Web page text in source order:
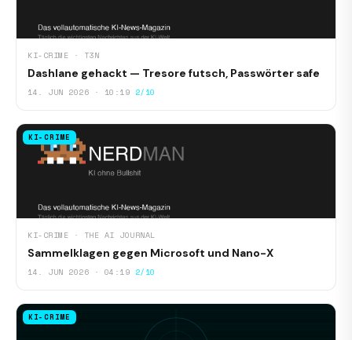
KI-CRIME · T3N
Dashlane gehackt — Tresore futsch, Passwörter safe
14. JUN 2026 · 10:19 2/10
KI-CRIME
KI-CRIME · THE AI JOURNAL
Sammelklagen gegen Microsoft und Nano-X
14. JUN 2026 · 04:19 2/10
KI-CRIME